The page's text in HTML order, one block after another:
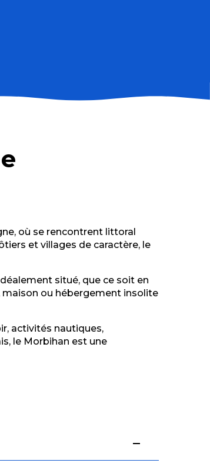
où se rencontrent littoral
et villages de caractère, le
situé, que ce soit en
maison ou hébergement insolite
activités nautiques,
le Morbihan est une